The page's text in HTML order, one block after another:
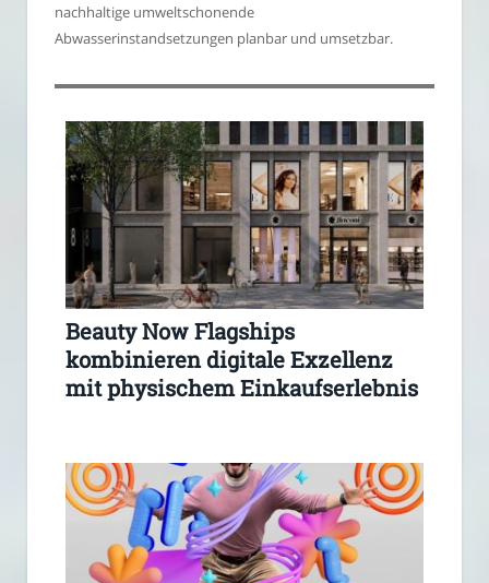
nachhaltige umweltschonende
Abwasserinstandsetzungen planbar und umsetzbar.
Beauty Now Flagships
kombinieren digitale Exzellenz
mit physischem Einkaufserlebnis